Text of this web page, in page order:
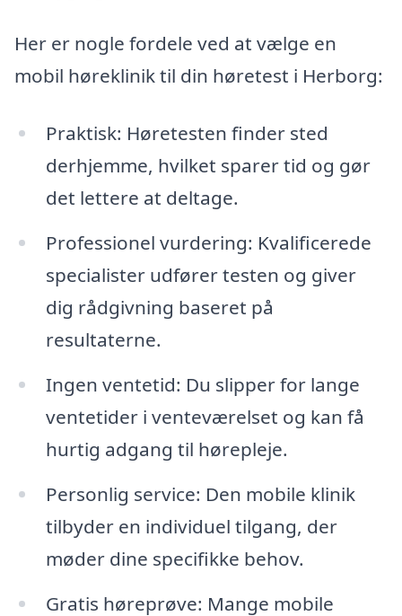
Her er nogle fordele ved at vælge en
mobil høreklinik til din høretest i Herborg:
Praktisk: Høretesten finder sted
derhjemme, hvilket sparer tid og gør
det lettere at deltage.
Professionel vurdering: Kvalificerede
specialister udfører testen og giver
dig rådgivning baseret på
resultaterne.
Ingen ventetid: Du slipper for lange
ventetider i venteværelset og kan få
hurtig adgang til hørepleje.
Personlig service: Den mobile klinik
tilbyder en individuel tilgang, der
møder dine specifikke behov.
Gratis høreprøve: Mange mobile